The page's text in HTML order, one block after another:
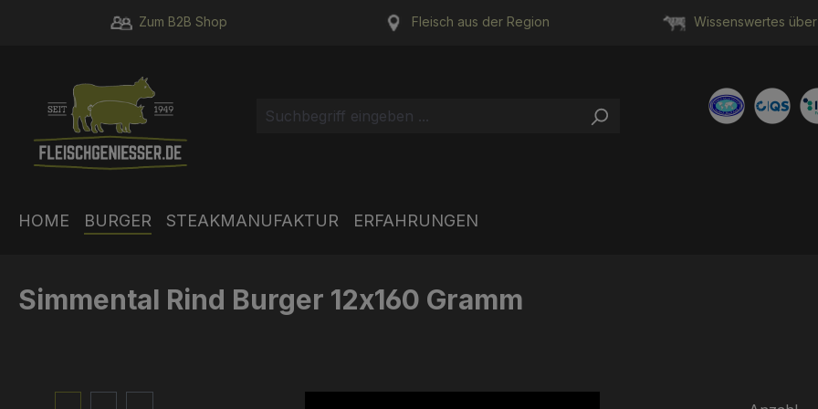
Hauptinhalt springen
Zur Suche springen
Zur Hauptnavigation springen
Zum B2B Shop Fleisch aus der Region Wissenswertes
HOME BURGER STEAKMANUFAKTUR ERFAHRUNGEN
Simmental Rind Burger 12x160 Gramm